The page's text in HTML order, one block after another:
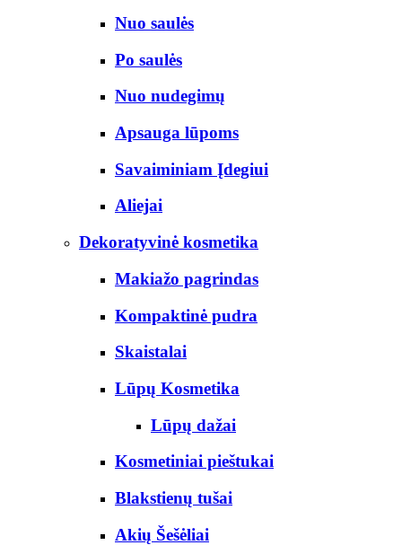
Nuo saulės
Po saulės
Nuo nudegimų
Apsauga lūpoms
Savaiminiam Įdegiui
Aliejai
Dekoratyvinė kosmetika
Makiažo pagrindas
Kompaktinė pudra
Skaistalai
Lūpų Kosmetika
Lūpų dažai
Kosmetiniai pieštukai
Blakstienų tušai
Akių Šešėliai